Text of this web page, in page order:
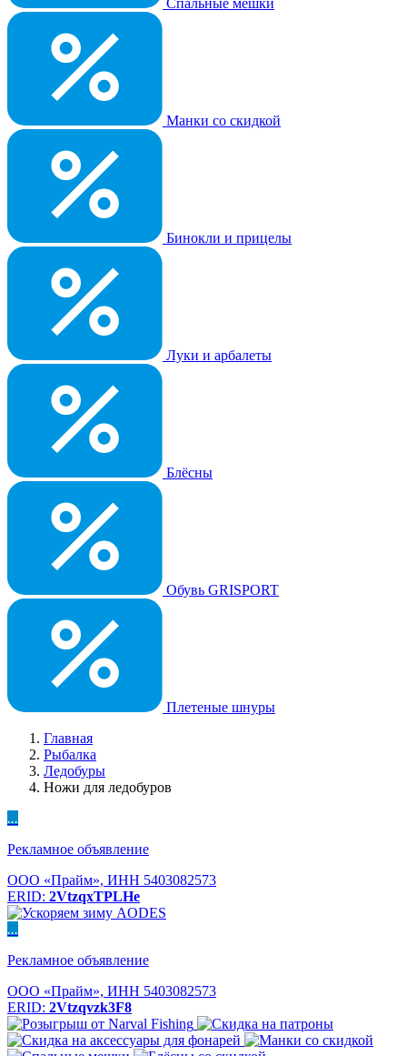
Спальные мешки
Манки со скидкой
Бинокли и прицелы
Луки и арбалеты
Блёсны
Обувь GRISPORT
Плетеные шнуры
Главная
Рыбалка
Ледобуры
Ножи для ледобуров
...
Рекламное объявление
ООО «Прайм», ИНН 5403082573
ERID: 2VtzqxTPLHe
...
Рекламное объявление
ООО «Прайм», ИНН 5403082573
ERID: 2Vtzqvzk3F8